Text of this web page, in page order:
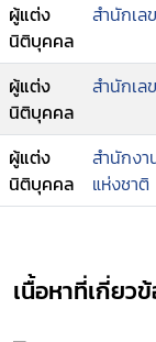
ผู้แต่ง
นิติบุคคล
สำนักเ
ผู้แต่ง
นิติบุคคล
สำนักเล
ผู้แต่ง
นิติบุคคล
สำนักง
แห่งชาติ
เนื้อหาที่เกี่ยว